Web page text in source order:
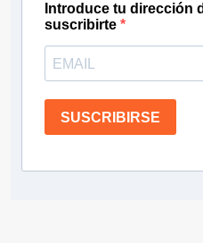
Introduce tu dirección
suscribirte
SUSCRIBIRSE